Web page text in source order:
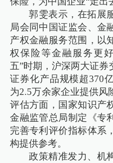
郭雯表示，在拓展
局会同中国证监会、金
产权金融服务范围，以
权保险等金融服务更
五”时期，沪深两大证
证券化产品规模超370
为2.5万余家企业提供风
评估方面，国家知识产
金融监管总局制定《专
完善专利评价指标体系
构提供参考。
政策精准发力、机